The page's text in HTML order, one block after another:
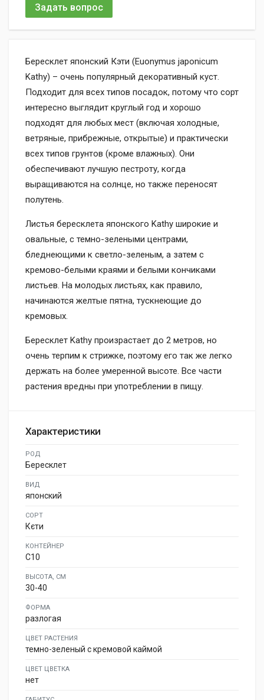
Задать вопрос
Бересклет японский Кэти (Euonymus japonicum
Kathy) – очень популярный декоративный куст.
Подходит для всех типов посадок, потому что сорт
интересно выглядит круглый год и хорошо
подходят для любых мест (включая холодные,
ветряные, прибрежные, открытые) и практически
всех типов грунтов (кроме влажных). Они
обеспечивают лучшую пестроту, когда
выращиваются на солнце, но также переносят
полутень.
Листья бересклета японского Kathy широкие и
овальные, с темно-зелеными центрами,
бледнеющими к светло-зеленым, а затем с
кремово-белыми краями и белыми кончиками
листьев. На молодых листьях, как правило,
начинаются желтые пятна, тускнеющие до
кремовых.
Бересклет Kathy произрастает до 2 метров, но
очень терпим к стрижке, поэтому его так же легко
держать на более умеренной высоте. Все части
растения вредны при употреблении в пищу.
Характеристики
РОД
Бересклет
ВИД
японский
СОРТ
Кєти
КОНТЕЙНЕР
C10
ВЫСОТА, СМ
30-40
ФОРМА
разлогая
ЦВЕТ РАСТЕНИЯ
темно-зеленый с кремовой каймой
ЦВЕТ ЦВЕТКА
нет